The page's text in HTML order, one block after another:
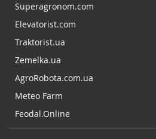
Superagronom.com
Elevatorist.com
Traktorist.ua
Zemelka.ua
AgroRobota.com.ua
Meteo Farm
Feodal.Online